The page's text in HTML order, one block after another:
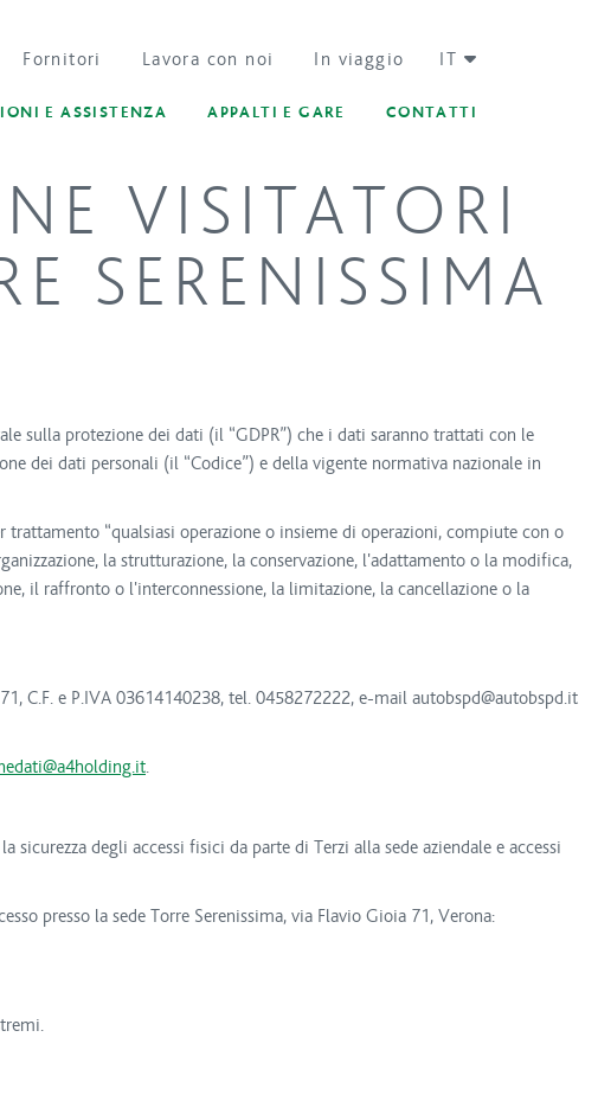
IT
Fornitori Lavora con noi In viaggio
E ASSISTENZA APPALTI E GARE CONTATTI
VISITATORI
SERENISSIMA
sulla protezione dei dati (il “GDPR”) che i dati saranno trattati con le
dei dati personali (il “Codice”) e della vigente normativa nazionale in
“qualsiasi operazione o insieme di operazioni, compiute con o
la strutturazione, la conservazione, l'adattamento o la modifica,
il raffronto o l'interconnessione, la limitazione, la cancellazione o la
C.F. e P.IVA 03614140238, tel. 0458272222, e-mail autobspd@autobspd.it
.
degli accessi fisici da parte di Terzi alla sede aziendale e accessi
presso la sede Torre Serenissima, via Flavio Gioia 71, Verona: